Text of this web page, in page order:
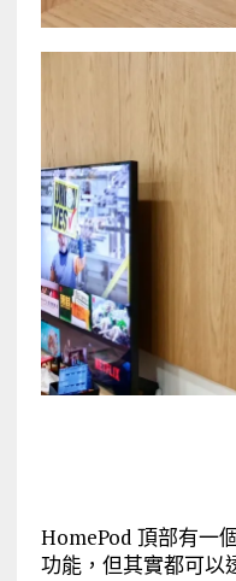
HomePod 頂部有一
功能，但其實都可以